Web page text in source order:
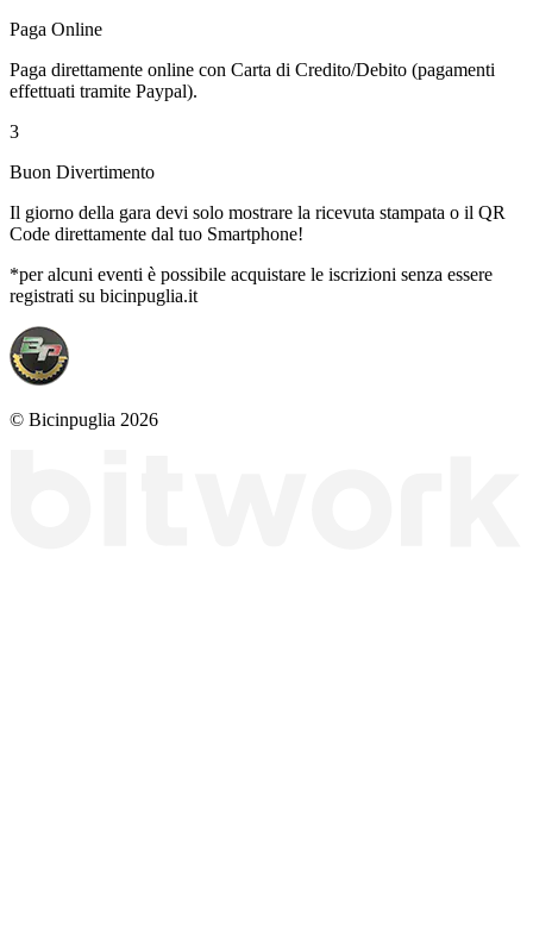
Paga Online
Paga direttamente online con Carta di Credito/Debito (pagamenti
effettuati tramite Paypal).
3
Buon Divertimento
Il giorno della gara devi solo mostrare la ricevuta stampata o il QR
Code direttamente dal tuo Smartphone!
*per alcuni eventi è possibile acquistare le iscrizioni senza essere
registrati su bicinpuglia.it
© Bicinpuglia 2026